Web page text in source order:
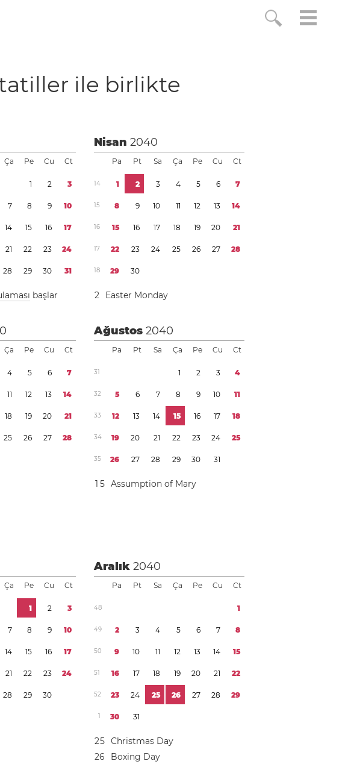
ile birlikte
Ça Pe Cu Ct
1 2 3
7 8 9 10
14 15 16 17
21 22 23 24
28 29 30 31
başlar
Nisan2040
Pa Pt Sa Ça Pe Cu Ct
14 1 2 3 4 5 6 7
15 8 9 10 11 12 13 14
16 15 16 17 18 19 20 21
17 22 23 24 25 26 27 28
18 29 30
2 Easter Monday
Ça Pe Cu Ct
4 5 6 7
11 12 13 14
18 19 20 21
25 26 27 28
Ağustos2040
Pa Pt Sa Ça Pe Cu Ct
31 1 2 3 4
32 5 6 7 8 9 10 11
33 12 13 14 15 16 17 18
34 19 20 21 22 23 24 25
35 26 27 28 29 30 31
1 5 Assumption of Mary
Ça Pe Cu Ct
1 2 3
7 8 9 10
14 15 16 17
21 22 23 24
28 29 30
Aralık2040
Pa Pt Sa Ça Pe Cu Ct
48 1
49 2 3 4 5 6 7 8
50 9 10 11 12 13 14 15
51 16 17 18 19 20 21 22
52 23 24 25 26 27 28 29
1 30 31
25 Christmas Day
26 Boxing Day